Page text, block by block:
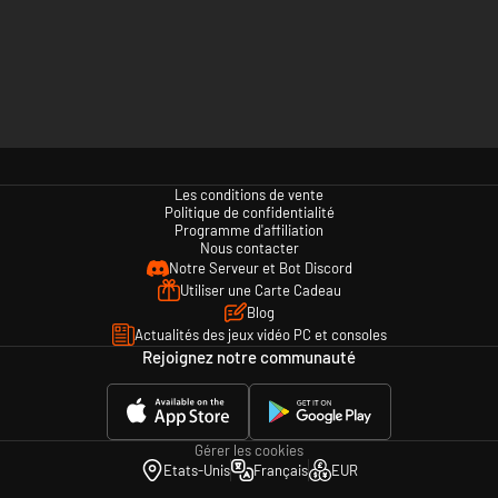
Les conditions de vente
Politique de confidentialité
Programme d'affiliation
Nous contacter
Notre Serveur et Bot Discord
Utiliser une Carte Cadeau
Blog
Actualités des jeux vidéo PC et consoles
Rejoignez notre communauté
Gérer les cookies
Etats-Unis
Français EUR